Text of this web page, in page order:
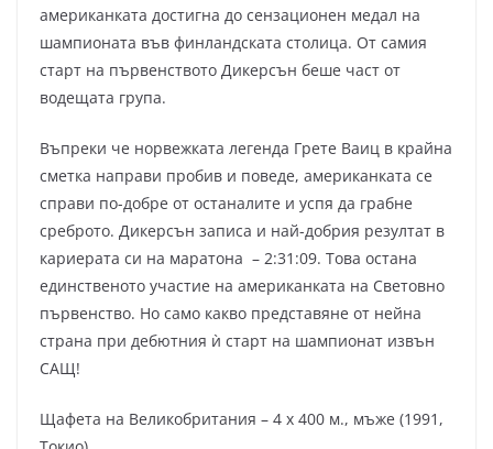
американката достигна до сензационен медал на
шампионата във финландската столица. От самия
старт на първенството Дикерсън беше част от
водещата група.
Въпреки че норвежката легенда Грете Ваиц в крайна
сметка направи пробив и поведе, американката се
справи по-добре от останалите и успя да грабне
среброто. Дикерсън записа и най-добрия резултат в
кариерата си на маратона – 2:31:09. Това остана
единственото участие на американката на Световно
първенство. Но само какво представяне от нейна
страна при дебютния ѝ старт на шампионат извън
САЩ!
Щафета на Великобритания – 4 x 400 м., мъже (1991,